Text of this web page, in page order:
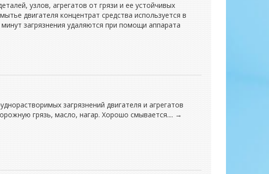
узлов, агрегатов от грязи и ее устойчивых
двигателя концентрат средства используется в
загрязнения удаляются при помощи аппарата
загрязнений двигателя и агрегатов
грязь, масло, нагар. Хорошо смывается.... →